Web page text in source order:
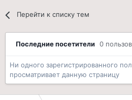
Перейти к списку тем
Последние посетители 0
Ни одного зарегистрированного
просматривает данную страницу